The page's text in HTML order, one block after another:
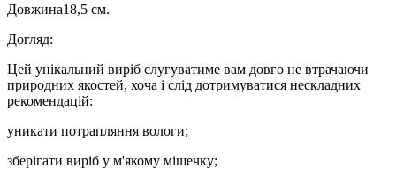
Довжина18,5 см.
Догляд:
Цей унікальний виріб слугуватиме вам довго не втрачаючи
природних якостей, хоча і слід дотримуватися нескладних
рекомендацій:
уникати потрапляння вологи;
зберігати виріб у м'якому мішечку;